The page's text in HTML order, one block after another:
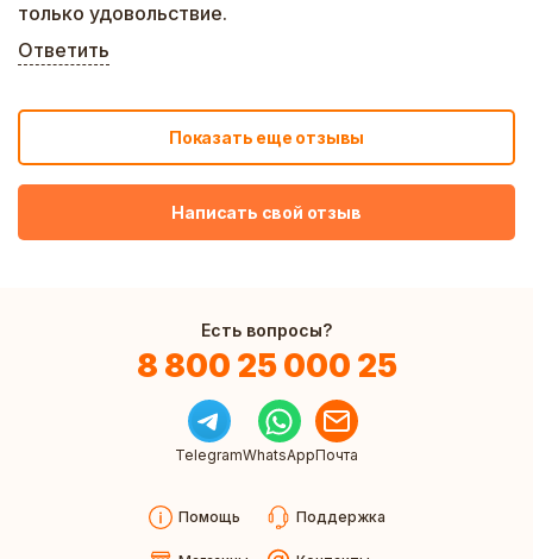
только удовольствие.
Ответить
Показать еще отзывы
Написать свой отзыв
Есть вопросы?
8 800 25 000 25
TelegramWhatsAppПочта
Помощь Поддержка